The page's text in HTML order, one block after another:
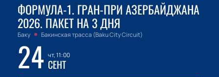
ФОРМУЛА-1. ГРАН-ПРИ АЗЕРБАЙДЖАНА
2026. ПАКЕТ НА 3 ДНЯ
Баку Бакинская трасса (Baku City Circuit)
24 чт, 11:00
СЕНТ